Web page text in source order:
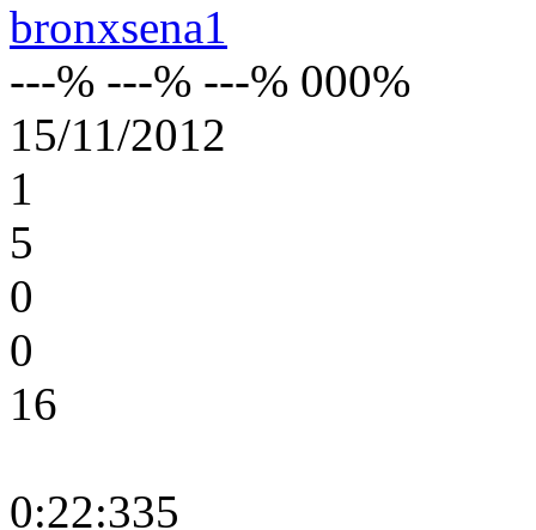
bronxsena1
---% ---% ---% 000%
15/11/2012
1
5
0
0
16
0:22:335